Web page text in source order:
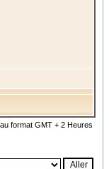
format GMT + 2 Heures